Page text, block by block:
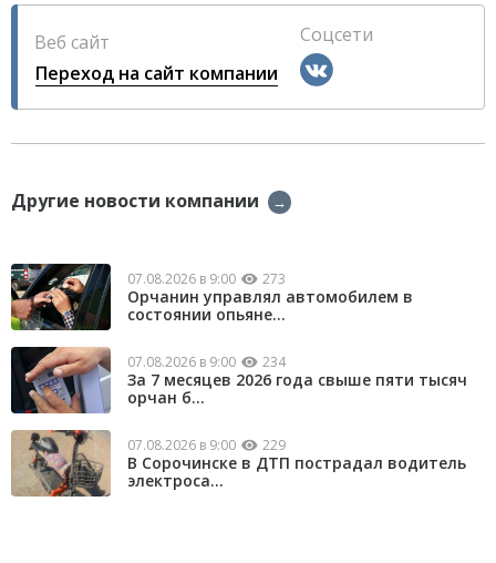
Веб сайт
Переход на сайт компании
Соцсети
Другие новости компании →
07.08.2026 в 9:00 273
Орчанин управлял автомобилем в
состоянии опьяне...
07.08.2026 в 9:00 234
За 7 месяцев 2026 года свыше пяти тысяч
орчан б...
07.08.2026 в 9:00 229
В Сорочинске в ДТП пострадал водитель
электроса...